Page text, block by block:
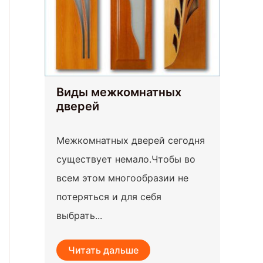
Виды межкомнатных
дверей
Межкомнатных дверей сегодня
существует немало.Чтобы во
всем этом многообразии не
потеряться и для себя
выбрать...
Читать дальше